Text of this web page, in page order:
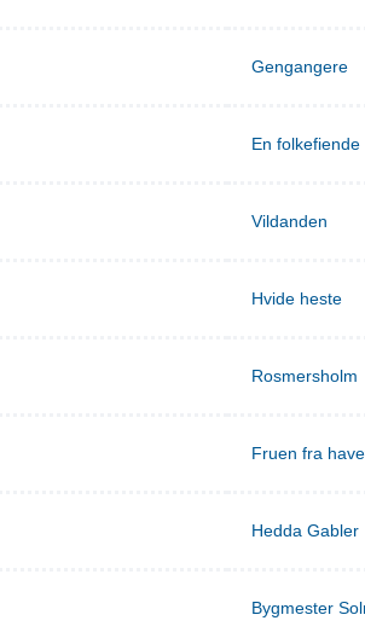
Gengangere
En folkefiende
Vildanden
Hvide heste
Rosmersholm
Fruen fra
Hedda Gabler
Bygmester